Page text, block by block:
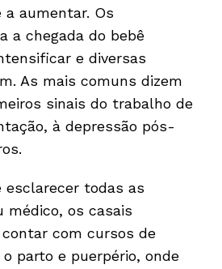
a aumentar. Os
a chegada do bebê
e diversas
As mais comuns dizem
sinais do trabalho de
à depressão pós-
esclarecer todas as
médico, os casais
com cursos de
parto e puerpério, onde